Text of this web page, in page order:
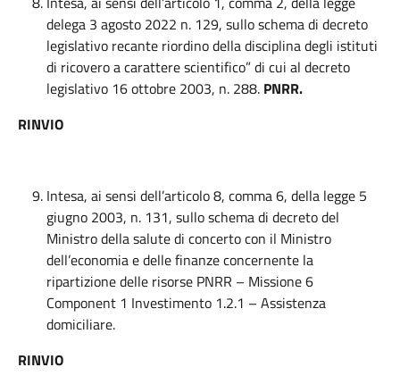
delega 3 agosto 2022 n. 129, sullo schema di decreto
legislativo recante riordino della disciplina degli istituti
di ricovero a carattere scientifico” di cui al decreto
legislativo 16 ottobre 2003, n. 288. PNRR.
RINVIO
Intesa, ai sensi dell’articolo 8, comma 6, della legge 5
giugno 2003, n. 131, sullo schema di decreto del
Ministro della salute di concerto con il Ministro
dell’economia e delle finanze concernente la
ripartizione delle risorse PNRR – Missione 6
Component 1 Investimento 1.2.1 – Assistenza
domiciliare.
RINVIO